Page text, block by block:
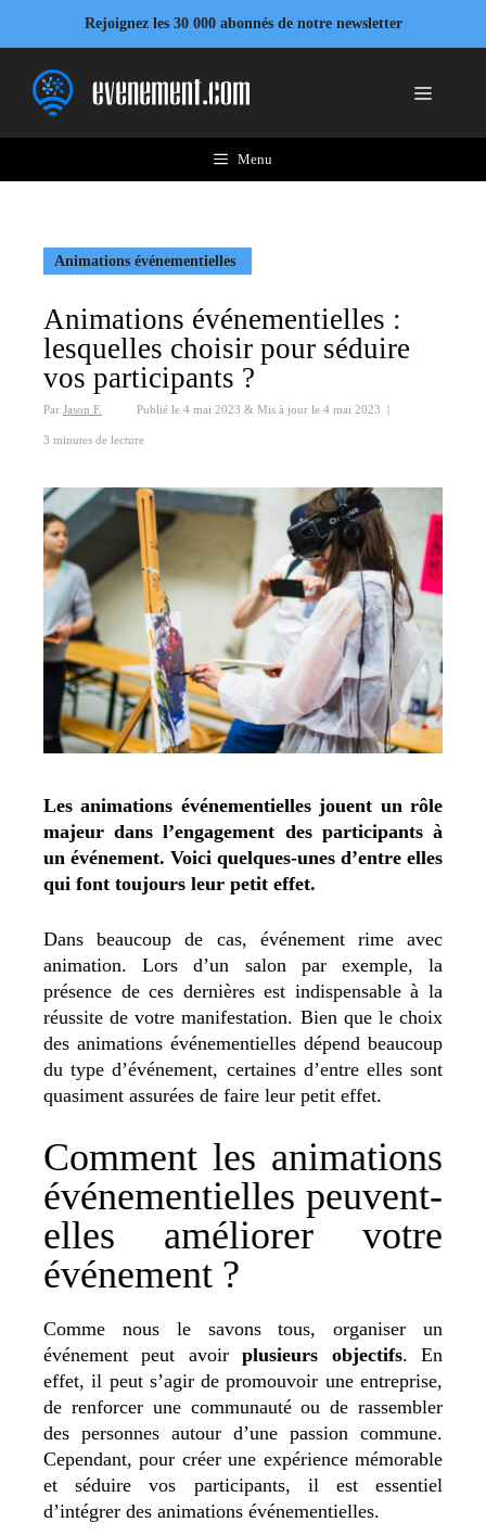
contenu
Rejoignez les 30 000 abonnés de notre newsletter
Menu
Menu
Animations événementielles
Animations événementielles :
lesquelles choisir pour séduire
vos participants ?
Par Jason F. Publié le 4 mai 2023 & Mis à jour le 4 mai 2023 |
3 minutes de lecture
Les animations événementielles jouent un rôle
majeur dans l’engagement des participants à
un événement. Voici quelques-unes d’entre elles
qui font toujours leur petit effet.
Dans beaucoup de cas, événement rime avec
animation. Lors d’un salon par exemple, la
présence de ces dernières est indispensable à la
réussite de votre manifestation. Bien que le choix
des animations événementielles dépend beaucoup
du type d’événement, certaines d’entre elles sont
quasiment assurées de faire leur petit effet.
Comment les animations
événementielles peuvent-
elles améliorer votre
événement ?
Comme nous le savons tous, organiser un
événement peut avoirplusieurs objectifs. En
effet, il peut s’agir de promouvoir une entreprise,
de renforcer une communauté ou de rassembler
des personnes autour d’une passion commune.
Cependant, pour créer une expérience mémorable
et séduire vos participants, il est essentiel
d’intégrer des animations événementielles.